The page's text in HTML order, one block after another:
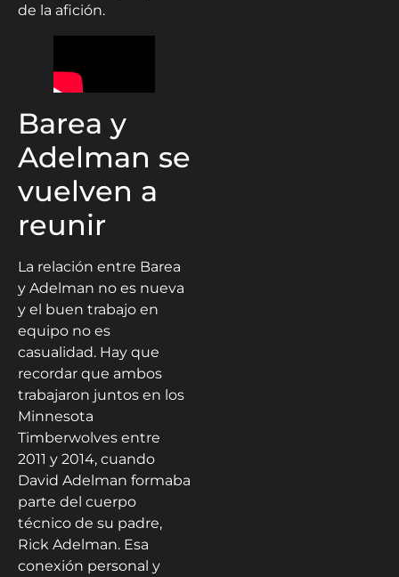
de la afición.
Barea y
Adelman se
vuelven a
reunir
La relación entre Barea
y Adelman no es nueva
y el buen trabajo en
equipo no es
casualidad. Hay que
recordar que ambos
trabajaron juntos en los
Minnesota
Timberwolves entre
2011 y 2014, cuando
David Adelman formaba
parte del cuerpo
técnico de su padre,
Rick Adelman. Esa
conexión personal y